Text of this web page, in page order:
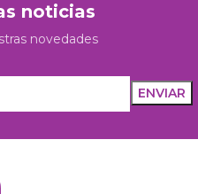
noticias
novedades